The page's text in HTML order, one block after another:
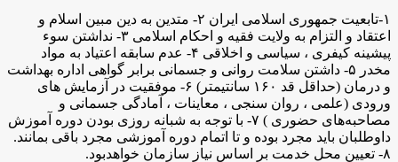
۱-تابعیت جمهوری اسلامی ایران ۲- متدین به دین مبین اسلام و
اعتقاد و التزام به ولایت فقیه و احکام اسلامی ۳- نداشتن سوء
پیشینه کیفری ، سیاسی و اخلاقی ۴- عدم سابقه اعتیاد به مواد
مخدر ۵- داشتن سلامت روانی و جسمانی برابر گواهی اداره بهداشت
و درمان (حداقل قد ۱۶۰ سانتیمتر) ۶- موفقیت در آزمایش های
ورودی (علمی ، روان سنجی ، معاینات ، آمادگی جسمانی و
مصاحبه‌های حضوری ) ۷- با توجه به شبانه روزی بودن دوره آموزش
داوطلبان باید مجرد بوده و تا اتمام دوره آموزشی مجرد باقی بمانند.
۸- تعیین محل خدمت بر اساس نیاز سازمان خواهد‌بود.